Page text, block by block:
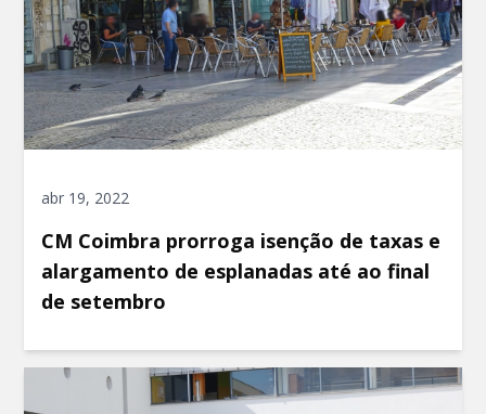
abr 19, 2022
CM Coimbra prorroga isenção de taxas e
alargamento de esplanadas até ao final
de setembro